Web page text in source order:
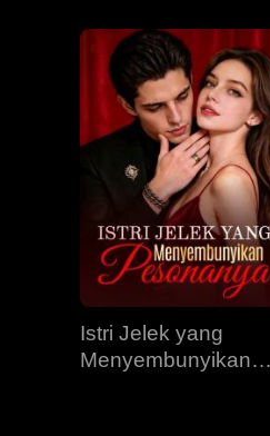
Istri Jelek yang
Menyembunyikan